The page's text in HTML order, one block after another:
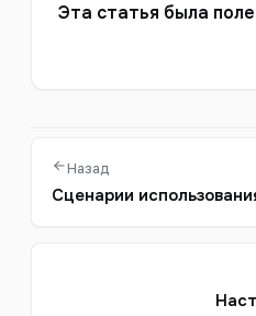
Эта статья была
Назад
Сценарии